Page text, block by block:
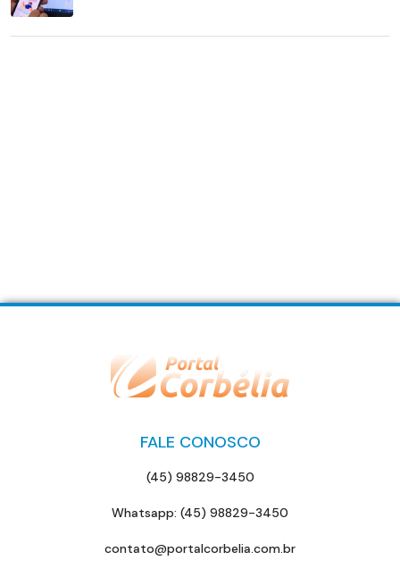
FALE CONOSCO
(45) 98829-3450
Whatsapp: (45) 98829-3450
contato@portalcorbelia.com.br